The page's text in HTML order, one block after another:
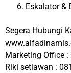
Eskalator &
Segera Hubungi
Marketing Office
Riki setiawan :